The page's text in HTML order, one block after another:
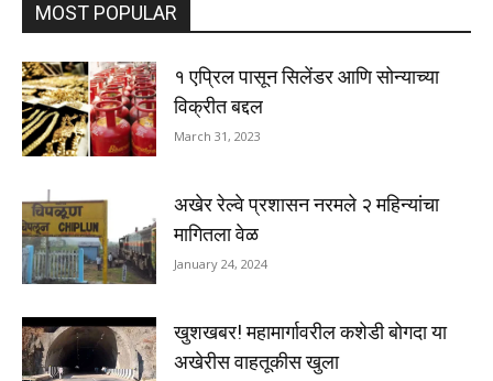
MOST POPULAR
१ एप्रिल पासून सिलेंडर आणि सोन्याच्या
विक्रीत बद्दल
March 31, 2023
अखेर रेल्वे प्रशासन नरमले २ महिन्यांचा
मागितला वेळ
January 24, 2024
खुशखबर! महामार्गावरील कशेडी बोगदा या
अखेरीस वाहतूकीस खुला